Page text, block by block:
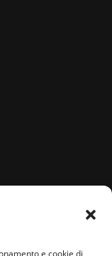
e cookie di